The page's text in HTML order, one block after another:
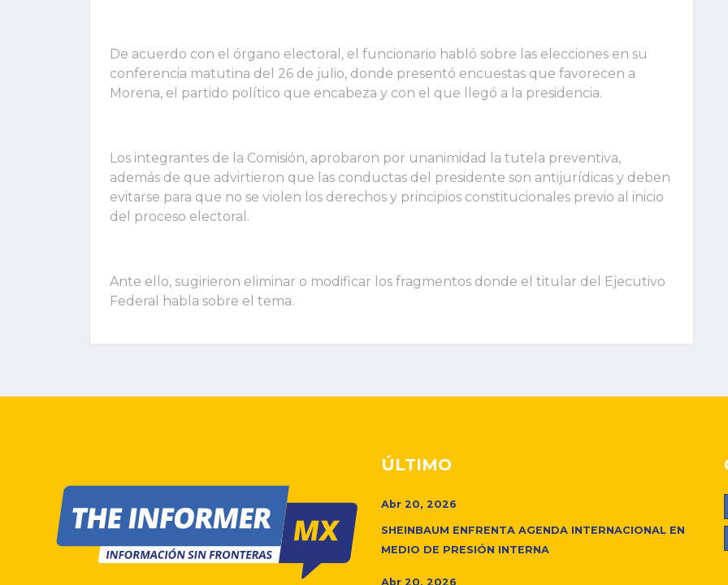
De acuerdo con el órgano electoral, el funcionario habló sobre las elecciones en su
conferencia matutina del 26 de julio, donde presentó encuestas que favorecen a
Morena, el partido político que encabeza y con el que llegó a la presidencia.
Los integrantes de la Comisión, aprobaron por unanimidad la tutela preventiva,
además de que advirtieron que las conductas del presidente son antijurídicas y deben
evitarse para que no se violen los derechos y principios constitucionales previo al inicio
del proceso electoral.
Ante ello, sugirieron eliminar o modificar los fragmentos donde el titular del Ejecutivo
Federal habla sobre el tema.
ÚLTIMO
Abr 20, 2026
SHEINBAUM ENFRENTA AGENDA INTERNACIONAL EN
MEDIO DE PRESIÓN INTERNA
Abr 20, 2026